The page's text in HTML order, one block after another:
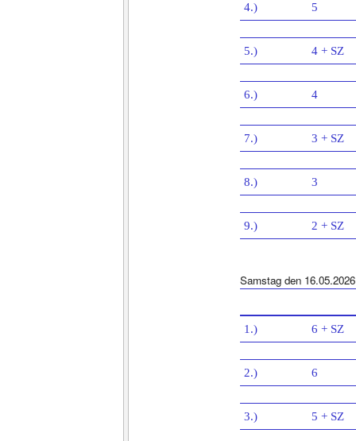
4.) 5
5.) 4 + SZ
6.) 4
7.) 3 + SZ
8.) 3
9.) 2 + SZ
Samstag den 16.05.2026
1.) 6 + SZ
2.) 6
3.) 5 + SZ